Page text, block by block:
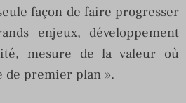
façon de faire progresser
enjeux, développement
mesure de la valeur où
de premier plan ».